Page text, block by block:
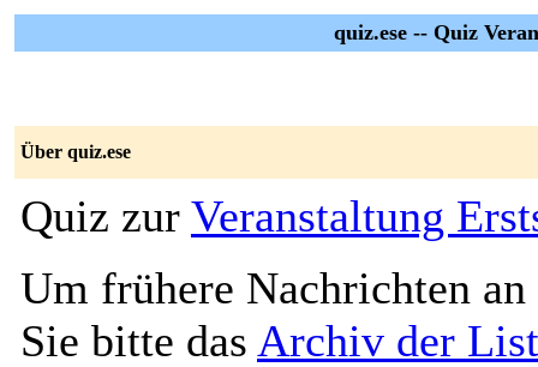
quiz.ese -- Quiz
Über quiz.ese
Quiz zur Veranstaltung
Um frühere Nachrichten an
Sie bitte das Archiv der